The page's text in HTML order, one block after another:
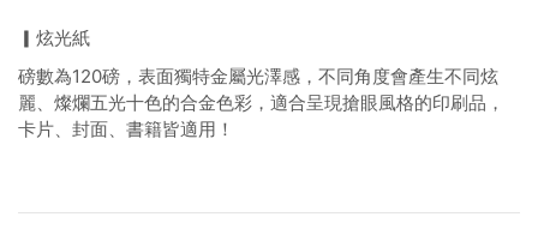
▎炫光紙
磅數為120磅，表面獨特金屬光澤感，不同角度會產生不同炫
麗、燦爛五光十色的合金色彩，適合呈現搶眼風格的印刷品，
卡片、封面、書籍皆適用！